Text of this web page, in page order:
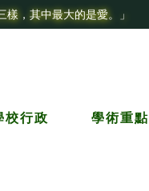
，其中最大的是愛。」
校行政 學術重點